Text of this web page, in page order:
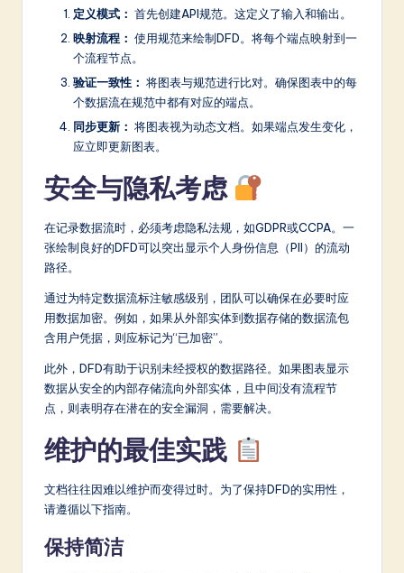
定义模式： 首先创建API规范。这定义了输入和输出。
映射流程： 使用规范来绘制DFD。将每个端点映射到一
个流程节点。
验证一致性： 将图表与规范进行比对。确保图表中的每
个数据流在规范中都有对应的端点。
同步更新： 将图表视为动态文档。如果端点发生变化，
应立即更新图表。
安全与隐私考虑
在记录数据流时，必须考虑隐私法规，如GDPR或CCPA。一
张绘制良好的DFD可以突出显示个人身份信息（PII）的流动
路径。
通过为特定数据流标注敏感级别，团队可以确保在必要时应
用数据加密。例如，如果从外部实体到数据存储的数据流包
含用户凭据，则应标记为“已加密”。
此外，DFD有助于识别未经授权的数据路径。如果图表显示
数据从安全的内部存储流向外部实体，且中间没有流程节
点，则表明存在潜在的安全漏洞，需要解决。
维护的最佳实践
文档往往因难以维护而变得过时。为了保持DFD的实用性，
请遵循以下指南。
保持简洁